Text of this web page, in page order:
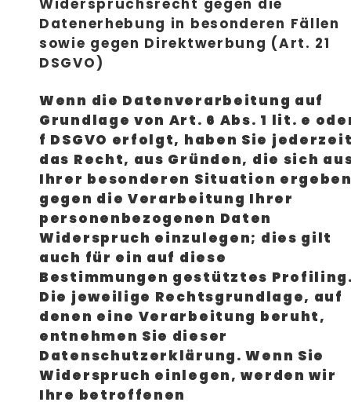
Widerspruchsrecht gegen die
Datenerhebung in besonderen Fällen
sowie gegen Direktwerbung (Art. 21
DSGVO)
Wenn die Datenverarbeitung auf
Grundlage von Art. 6 Abs. 1 lit. e
f DSGVO erfolgt, haben Sie
das Recht, aus Gründen, die sich
Ihrer besonderen Situation
gegen die Verarbeitung Ihrer
personenbezogenen Daten
Widerspruch einzulegen; dies gilt
auch für ein auf diese
Bestimmungen gestütztes
Die jeweilige Rechtsgrundlage, auf
denen eine Verarbeitung beruht,
entnehmen Sie dieser
Datenschutzerklärung. Wenn Sie
Widerspruch einlegen, werden wir
Ihre betroffenen